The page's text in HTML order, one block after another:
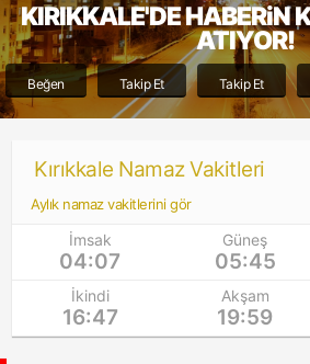
KIRIKKALE'DE HABERiN
ATIYOR!
Beğen Takip Et Takip Et
Kırıkkale Namaz Vakitleri
Aylık namaz vakitlerini gör
İmsak
04:07
Güneş
05:45
İkindi
16:47
Akşam
19:59